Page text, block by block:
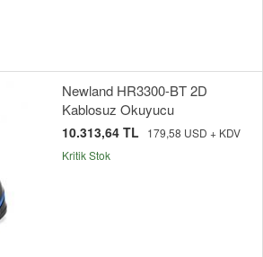
Newland HR3300-BT 2D
Kablosuz Okuyucu
10.313,64 TL
179,58 USD + KDV
Kritik Stok